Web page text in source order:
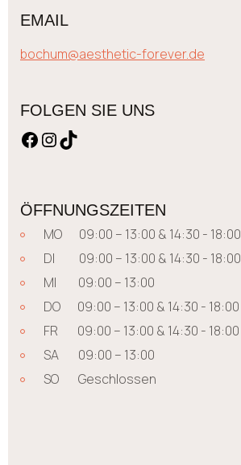
EMAIL
bochum@aesthetic-forever.de
FOLGEN SIE UNS
ÖFFNUNGSZEITEN
MO 09:00 – 13:00 & 14:30 - 18:00
DI 09:00 – 13:00 & 14:30 - 18:00
MI 09:00 – 13:00
DO 09:00 – 13:00 & 14:30 - 18:00
FR 09:00 – 13:00 & 14:30 - 18:00
SA 09:00 – 13:00
SO Geschlossen